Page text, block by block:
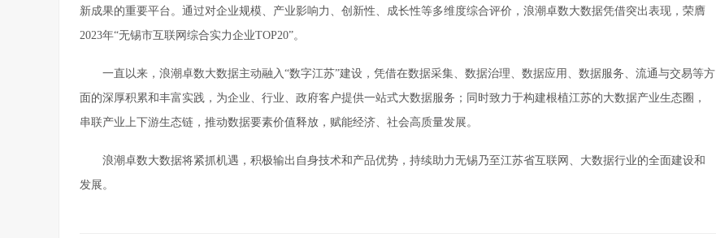
新成果的重要平台。通过对企业规模、产业影响力、创新性、成长性等多维度综合评价，浪潮卓数大数据凭借突出表现，荣膺
2023年“无锡市互联网综合实力企业TOP20”。
一直以来，浪潮卓数大数据主动融入“数字江苏”建设，凭借在数据采集、数据治理、数据应用、数据服务、流通与交易等方
面的深厚积累和丰富实践，为企业、行业、政府客户提供一站式大数据服务；同时致力于构建根植江苏的大数据产业生态圈，
串联产业上下游生态链，推动数据要素价值释放，赋能经济、社会高质量发展。
浪潮卓数大数据将紧抓机遇，积极输出自身技术和产品优势，持续助力无锡乃至江苏省互联网、大数据行业的全面建设和
发展。